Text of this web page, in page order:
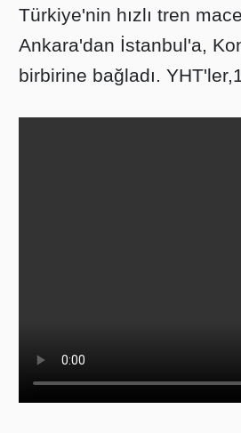
Türkiye'nin hızlı tren
Ankara'dan İstanbul'a,
birbirine bağladı.